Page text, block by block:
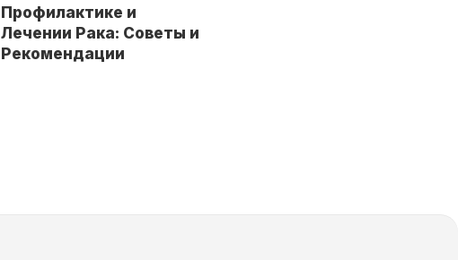
Профилактике и
Лечении Рака: Советы и
Рекомендации